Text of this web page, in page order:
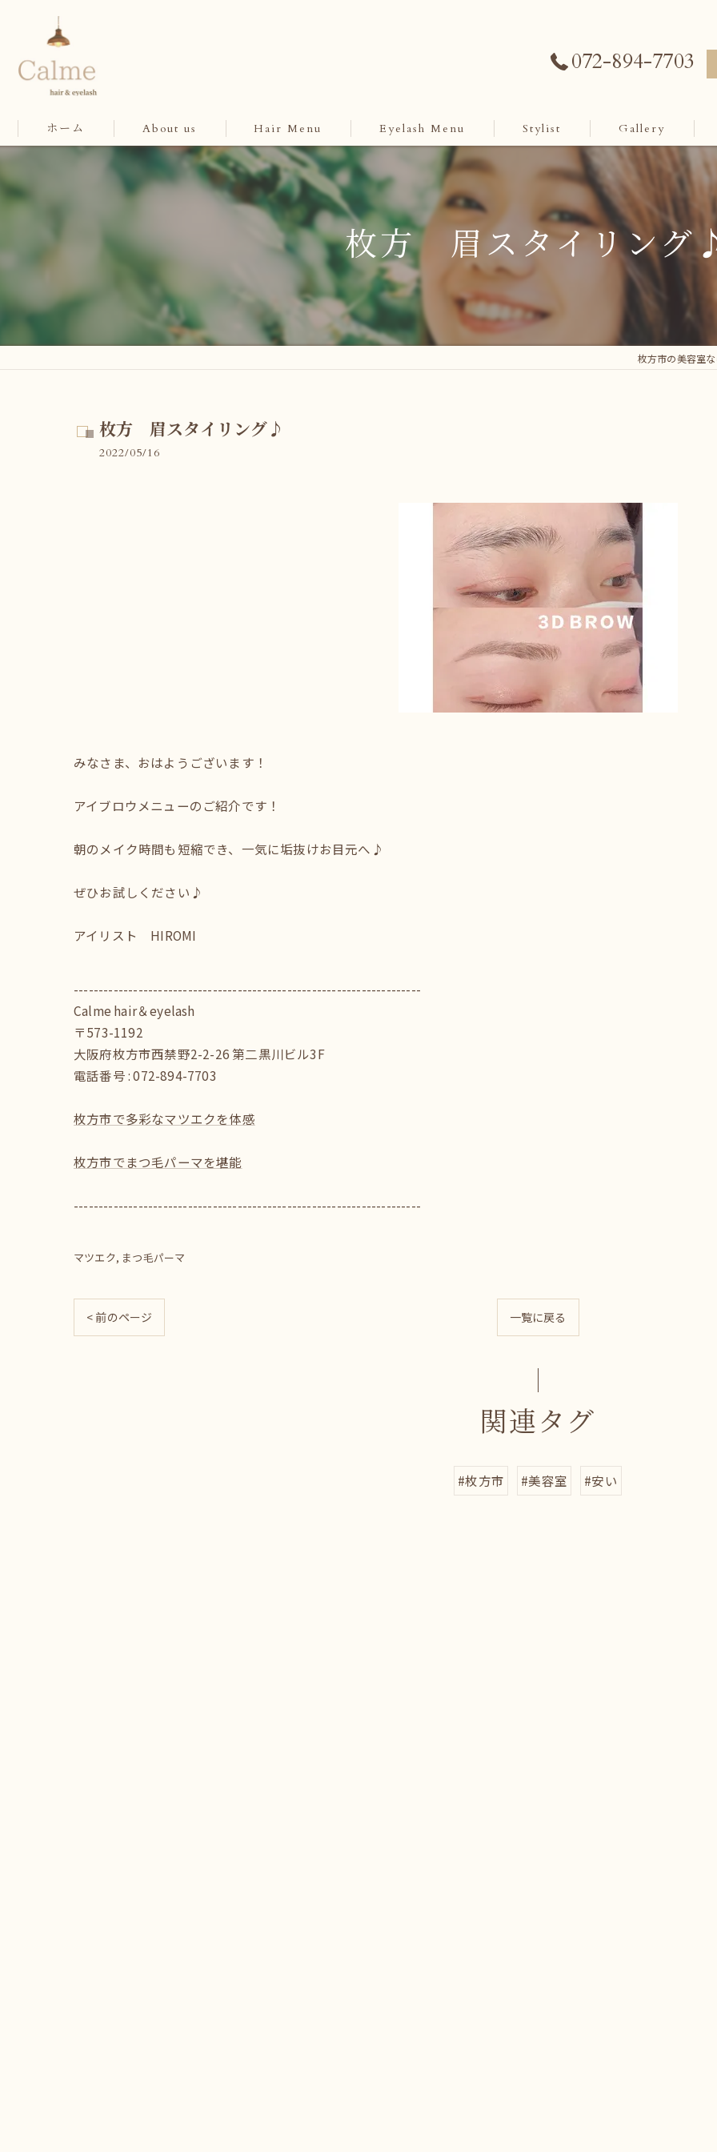
072-894-7703
ホーム About us Hair Menu Eyelash Menu Stylist Gallery
枚方 眉スタイリン
枚方市の美容室
枚方 眉スタイリング♪
2022/05/16
みなさま、おはようございます！
アイブロウメニューのご紹介です！
朝のメイク時間も短縮でき、一気に垢抜けお目元へ♪
ぜひお試しください♪
アイリスト HIROMI
----------------------------------------------------------------------
Calme hair＆eyelash
〒573-1192
大阪府枚方市西禁野2-2-26 第二黒川ビル3F
電話番号 : 072-894-7703
枚方市で多彩なマツエクを体感
枚方市でまつ毛パーマを堪能
----------------------------------------------------------------------
マツエク まつ毛パーマ
< 前のページ 一覧に戻る
関連タグ
#枚方市 #美容室 #安い